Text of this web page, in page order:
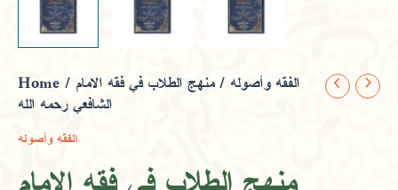
Home / الفقه وأصوله / منهج الطلاب في فقه الامام
الشافعي رحمه الله
الفقه وأصوله
منهج
الطلاب
فقه
الامام